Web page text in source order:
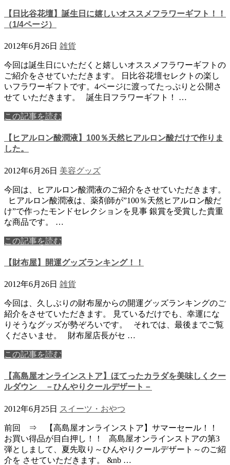
【日比谷花壇】誕生日に嬉しいオススメフラワーギフト！！
（1/4ページ）
2012年6月26日 雑貨
今回は誕生日にいただくと嬉しいオススメフラワーギフトの
ご紹介をさせていただきます。 日比谷花壇セレクトの楽し
いフラワーギフトです。4ページに渡ってたっぷりと公開さ
せて いただきます。 誕生日フラワーギフト！ …
この記事を読む
【ヒアルロン酸潤液】100％天然ヒアルロン酸だけで作りま
した。
2012年6月26日 美容グッズ
今回は、ヒアルロン酸潤液のご紹介をさせていただきます。
ヒアルロン酸潤液は、薬剤師が”100％天然ヒアルロン酸だ
け”で作ったモンドセレクションを見事 銀賞を受賞した貴重
な商品です。 …
この記事を読む
【財布屋】開運グッズランキング！！
2012年6月26日 雑貨
今回は、久しぶりの財布屋からの開運グッズランキングのご
紹介をさせていただきます。 見ているだけでも、幸運にな
りそうなグッズが勢ぞろいです。 それでは、最後までご覧
くださいませ。 財布屋店長がセ …
この記事を読む
【高島屋オンラインストア】ほてったカラダを美味しくクー
ルダウン －ひんやりクールデザート－
2012年6月25日 スイーツ・おやつ
前回 ⇒ 【高島屋オンラインストア】サマーセール！！
お買い得品が目白押し！！ 高島屋オンラインストアの第3
弾としまして、夏先取り～ひんやりクールデザート～のご紹
介を させていただきます。 &nb …